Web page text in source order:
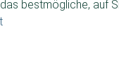
bestmögliche, auf